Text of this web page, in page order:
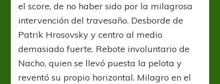
el score, de no haber sido por la milagrosa
intervención del travesaño. Desborde de
Patrik Hrosovsky y centro al medio
demasiado fuerte. Rebote involuntario de
Nacho, quien se llevó puesta la pelota y
reventó su propio horizontal. Milagro en el